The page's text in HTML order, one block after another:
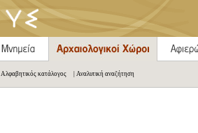
| Αλφαβητικός κατάλογος | Αναλυτική αναζήτηση